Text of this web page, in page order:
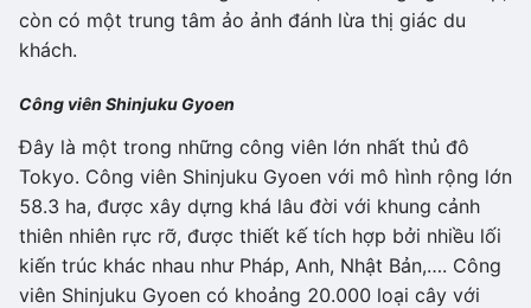
còn có một trung tâm ảo ảnh đánh lừa thị giác du
khách.
Công viên Shinjuku Gyoen
Đây là một trong những công viên lớn nhất thủ đô
Tokyo. Công viên Shinjuku Gyoen với mô hình rộng lớn
58.3 ha, được xây dựng khá lâu đời với khung cảnh
thiên nhiên rực rỡ, được thiết kế tích hợp bởi nhiều lối
kiến trúc khác nhau như Pháp, Anh, Nhật Bản,…. Công
viên Shinjuku Gyoen có khoảng 20.000 loại cây với